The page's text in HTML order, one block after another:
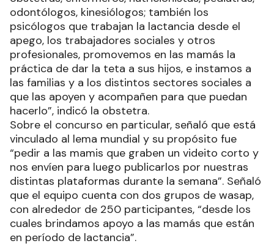
odontólogos, kinesiólogos; también los
psicólogos que trabajan la lactancia desde el
apego, los trabajadores sociales y otros
profesionales, promovemos en las mamás la
práctica de dar la teta a sus hijos, e instamos a
las familias y a los distintos sectores sociales a
que las apoyen y acompañen para que puedan
hacerlo”, indicó la obstetra.
Sobre el concurso en particular, señaló que está
vinculado al lema mundial y su propósito fue
“pedir a las mamis que graben un videito corto y
nos envíen para luego publicarlos por nuestras
distintas plataformas durante la semana”. Señaló
que el equipo cuenta con dos grupos de wasap,
con alrededor de 250 participantes, “desde los
cuales brindamos apoyo a las mamás que están
en período de lactancia”.